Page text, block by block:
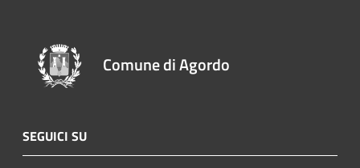
Comune di Agordo
SEGUICI SU